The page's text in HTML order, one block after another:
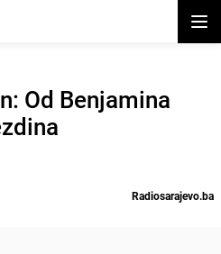
Od Benjamina
Radiosarajevo.ba